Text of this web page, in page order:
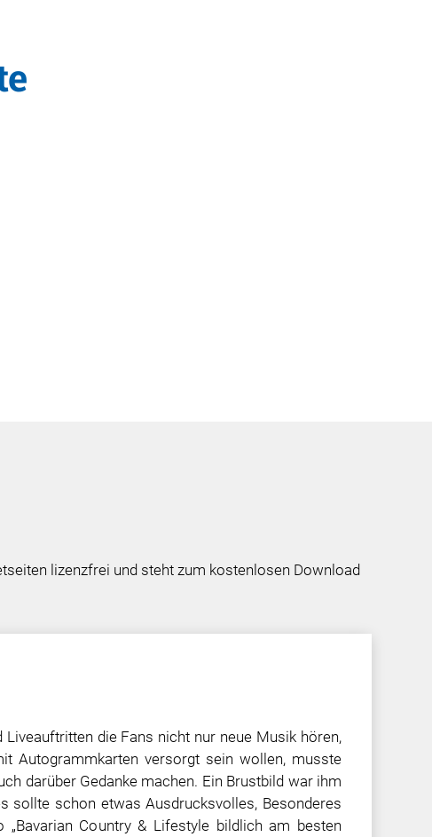
lizenzfrei und steht zum kostenlosen Download
Liveauftritten die Fans nicht nur neue Musik hören,
Autogrammkarten versorgt sein wollen, musste
darüber Gedanke machen. Ein Brustbild war ihm
sollte schon etwas Ausdrucksvolles, Besonderes
„Bavarian Country & Lifestyle bildlich am besten